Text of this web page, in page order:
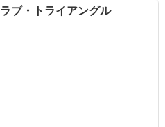
ラブ・トライアングル